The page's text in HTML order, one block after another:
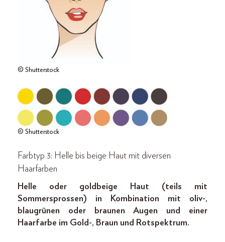
© Shutterstock
© Shutterstock
Farbtyp 3: Helle bis beige Haut mit diversen
Haarfarben
Helle oder goldbeige Haut (teils mit
Sommersprossen) in Kombination mit oliv-,
blaugrünen oder braunen Augen und einer
Haarfarbe im Gold-, Braun und Rotspektrum.